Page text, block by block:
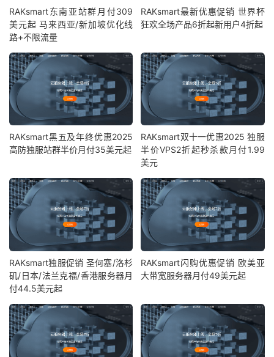
RAKsmart东南亚站群月付309
美元起 马来西亚/新加坡优化线
路+不限流量
RAKsmart最新优惠促销 世界杯
狂欢全场产品6折起新用户4折起
RAKsmart黑五及年终优惠2025
高防独服站群半价月付35美元起
RAKsmart双十一优惠2025 独服
半价VPS2折起秒杀款月付1.99
美元
RAKsmart独服促销 圣何塞/洛杉
矶/日本/法兰克福/香港服务器月
付44.5美元起
RAKsmart闪购优惠促销 欧美亚
大带宽服务器月付49美元起